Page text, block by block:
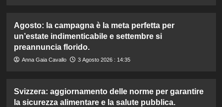
Agosto: la campagna è la meta perfetta per
un’estate indimenticabile e settembre si
preannuncia florido.
Anna Gaia Cavallo 3 Agosto 2026 : 14:35
Svizzera: aggiornamento delle norme per garantire
la sicurezza alimentare e la salute pubblica.